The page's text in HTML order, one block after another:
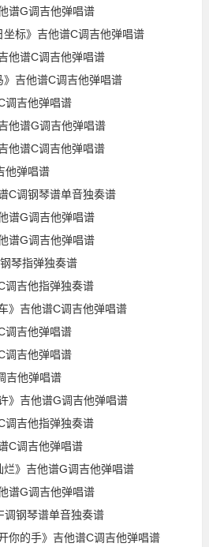
谱G调吉他弹唱谱
标》吉他谱C调吉他弹唱谱
他谱C调吉他弹唱谱
吉他谱C调吉他弹唱谱
调吉他弹唱谱
他谱G调吉他弹唱谱
他谱C调吉他弹唱谱
他弹唱谱
C调钢琴谱单音独奏谱
谱G调吉他弹唱谱
谱G调吉他弹唱谱
琴指弹独奏谱
调吉他指弹独奏谱
》吉他谱C调吉他弹唱谱
调吉他弹唱谱
调吉他弹唱谱
吉他弹唱谱
》吉他谱G调吉他弹唱谱
调吉他指弹独奏谱
C调吉他弹唱谱
》吉他谱G调吉他弹唱谱
谱G调吉他弹唱谱
调钢琴谱单音独奏谱
你的手》吉他谱C调吉他弹唱谱